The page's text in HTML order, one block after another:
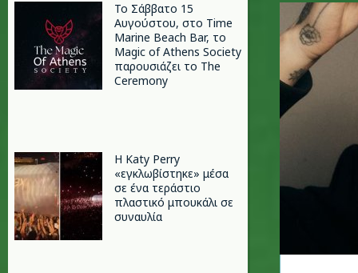
Το Σάββατο 15
Αυγούστου, στο Time
Marine Beach Bar, το
Magic of Athens Society
παρουσιάζει το The
Ceremony
H Katy Perry
«εγκλωβίστηκε» μέσα
σε ένα τεράστιο
πλαστικό μπουκάλι σε
συναυλία